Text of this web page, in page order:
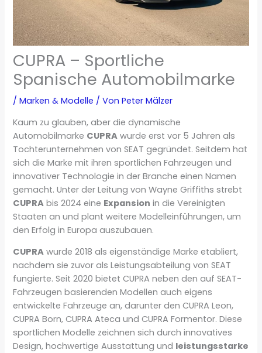
CUPRA – Sportliche
Spanische Automobilmarke
/Marken & Modelle / VonPeter Mälzer
Kaum zu glauben, aber die dynamische
Automobilmarke CUPRA wurde erst vor 5 Jahren als
Tochterunternehmen von SEAT gegründet. Seitdem hat
sich die Marke mit ihren sportlichen Fahrzeugen und
innovativer Technologie in der Branche einen Namen
gemacht. Unter der Leitung von Wayne Griffiths strebt
CUPRA bis 2024 eine Expansion in die Vereinigten
Staaten an und plant weitere Modelleinführungen, um
den Erfolg in Europa auszubauen.
CUPRA wurde 2018 als eigenständige Marke etabliert,
nachdem sie zuvor als Leistungsabteilung von SEAT
fungierte. Seit 2020 bietet CUPRA neben den auf SEAT-
Fahrzeugen basierenden Modellen auch eigens
entwickelte Fahrzeuge an, darunter den CUPRA Leon,
CUPRA Born, CUPRA Ateca und CUPRA Formentor. Diese
sportlichen Modelle zeichnen sich durch innovatives
Design, hochwertige Ausstattung und leistungsstarke